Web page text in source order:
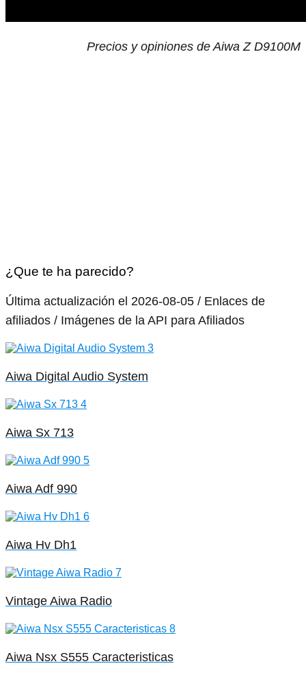
Precios y opiniones de Aiwa Z D9100M
¿Que te ha parecido?
Última actualización el 2026-08-05 / Enlaces de
afiliados / Imágenes de la API para Afiliados
Aiwa Digital Audio System
Aiwa Sx 713
Aiwa Adf 990
Aiwa Hv Dh1
Vintage Aiwa Radio
Aiwa Nsx S555 Caracteristicas